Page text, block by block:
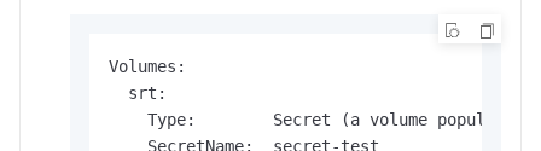
Volumes:
  srt:
Type:        Secret (a volume populated
    SecretName:  secret-test